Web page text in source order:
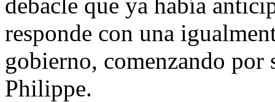
responde con una
gobierno, comenzando
Philippe.